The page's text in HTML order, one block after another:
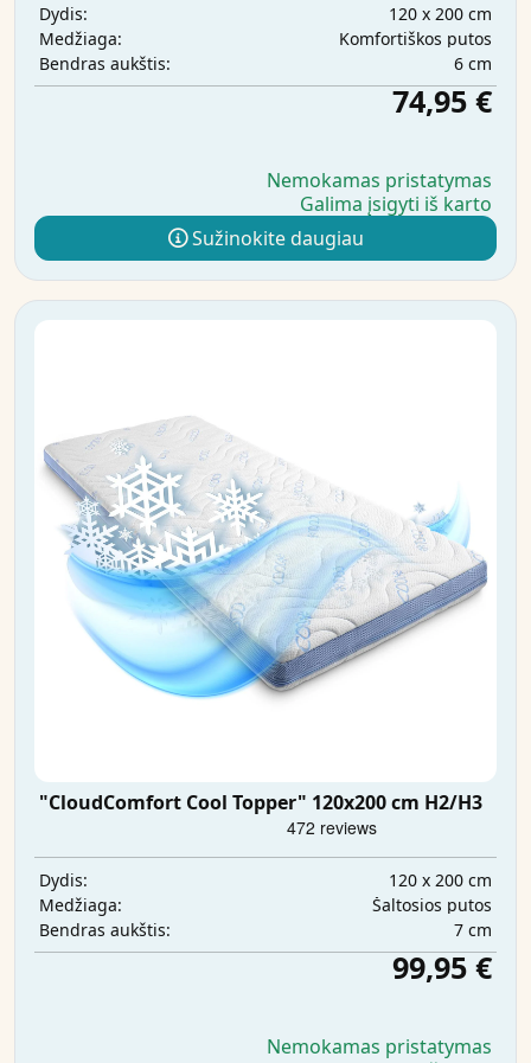
Dydis:
120 x 200 cm
Medžiaga:
Komfortiškos putos
Bendras aukštis:
6 cm
74,95 €
Nemokamas pristatymas
Galima įsigyti iš karto
Sužinokite daugiau
"CloudComfort Cool Topper" 120x200 cm H2/H3
Dydis:
120 x 200 cm
Medžiaga:
Šaltosios putos
Bendras aukštis:
7 cm
99,95 €
Nemokamas pristatymas